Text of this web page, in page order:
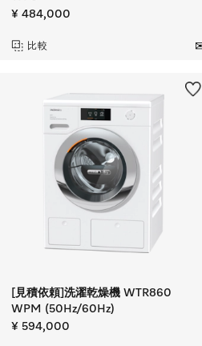
¥ 484,000
比較
[見積依頼]洗濯乾燥機 WTR860
WPM (50Hz/60Hz)
¥ 594,000